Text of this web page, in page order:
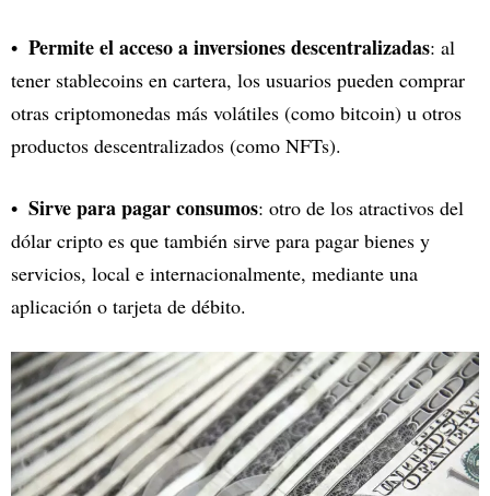
Permite el acceso a inversiones descentralizadas: al
tener stablecoins en cartera, los usuarios pueden comprar
otras criptomonedas más volátiles (como bitcoin) u otros
productos descentralizados (como NFTs).
Sirve para pagar consumos: otro de los atractivos del
dólar cripto es que también sirve para pagar bienes y
servicios, local e internacionalmente, mediante una
aplicación o tarjeta de débito.